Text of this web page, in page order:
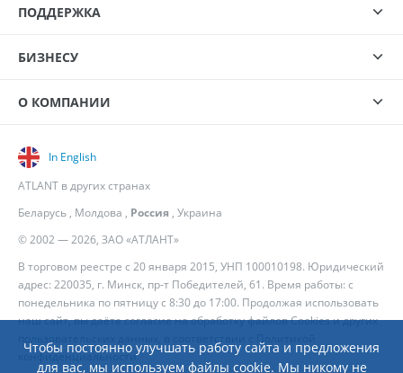
Чтобы постоянно улучшать работу сайта и предложения
для вас, мы используем файлы cookie. Мы никому не
ПОДДЕРЖКА
БИЗНЕСУ
О КОМПАНИИ
© 2002 — 2026, ЗАО «АТЛАНТ»
В торговом реестре с 20 января 2015, УНП 100010198. Юридический
адрес: 220035, г. Минск, пр-т Победителей, 61. Время работы: с
понедельника по пятницу с 8:30 до 17:00. Продолжая использовать
наш сайт, вы даёте согласие на обработку файлов Cookies и других
конфиденциальности.
In English
ATLANT в других странах
Беларусь , Молдова , Россия , Украина